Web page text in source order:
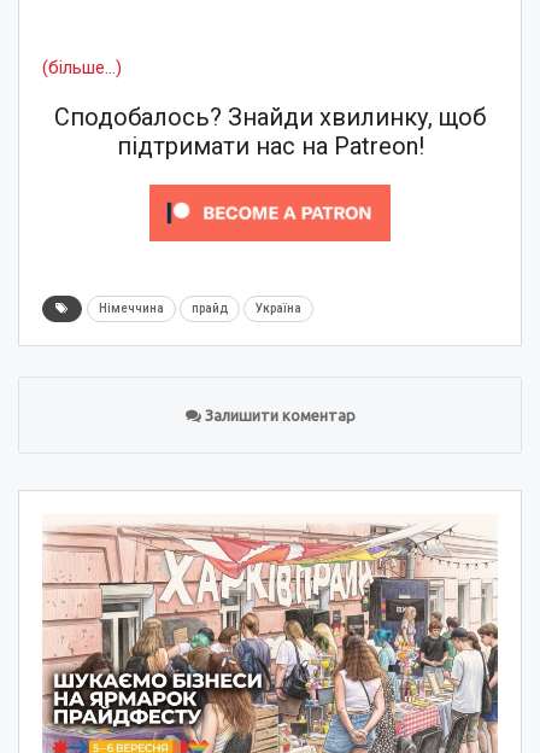
(більше…)
Сподобалось? Знайди хвилинку, щоб
підтримати нас на Patreon!
Німеччина прайд Україна
Залишити коментар